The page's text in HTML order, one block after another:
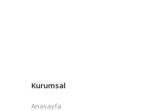
Kurumsal
Anasayfa